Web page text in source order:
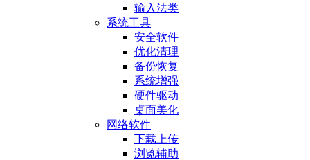
输入法类
系统工具
安全软件
优化清理
备份恢复
系统增强
硬件驱动
桌面美化
网络软件
下载上传
浏览辅助